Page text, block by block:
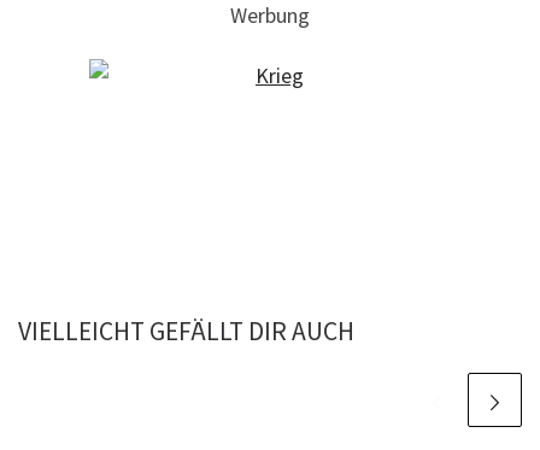
Werbung
VIELLEICHT GEFÄLLT DIR AUCH